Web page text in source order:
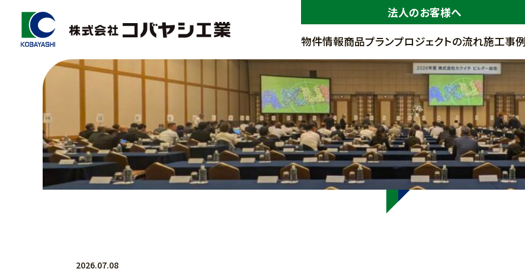
法人のお客様へ
物件情報商品プランプロジェクトの流れ施工事例
2026.07.08